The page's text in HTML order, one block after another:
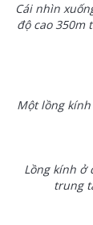
Cái nhìn
độ cao 350m
Một lồng
Lồng kính ở
trung